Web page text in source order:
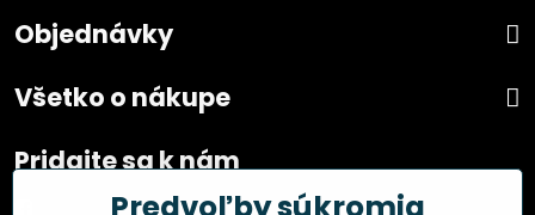
Objednávky
Všetko o nákupe
Pridajte sa k nám
Facebook